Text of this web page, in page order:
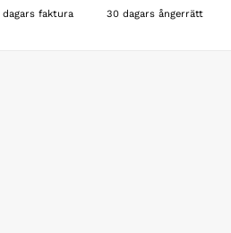
dagars faktura 30 dagars ångerrätt